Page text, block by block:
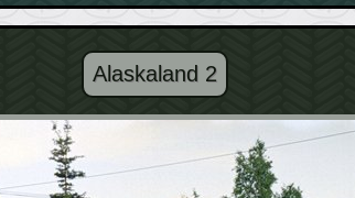
Alaskaland 2